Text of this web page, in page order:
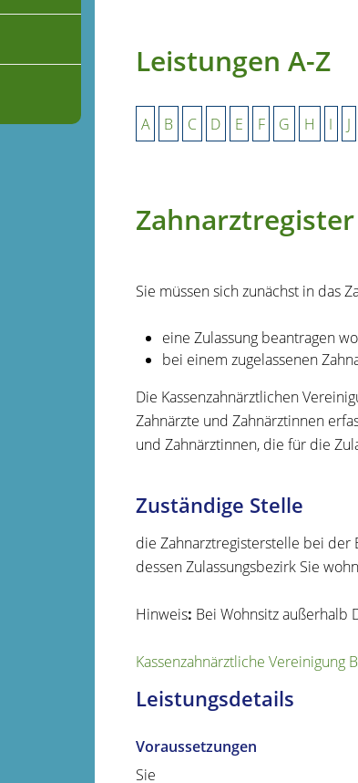
Leistungen A-Z
A B C D E F G H I J
Sie müssen sich zunächst in das
eine Zulassung beantragen
bei einem zugelassenen
Die Kassenzahnärztlichen
Zahnärzte und Zahnärztinnen
und Zahnärztinnen, die für die
Zuständige Stelle
die Zahnarztregisterstelle bei der
dessen Zulassungsbezirk Sie
Hinweis: Bei Wohnsitz außerhalb
Kassenzahnärztliche Vereinigung
Leistungsdetails
Voraussetzungen
Sie